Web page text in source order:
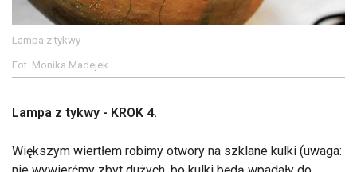
Lampa z tykwy
Fot. Monika Madejek
Lampa z tykwy - KROK 4.
Większym wiertłem robimy otwory na szklane kulki (uwaga: